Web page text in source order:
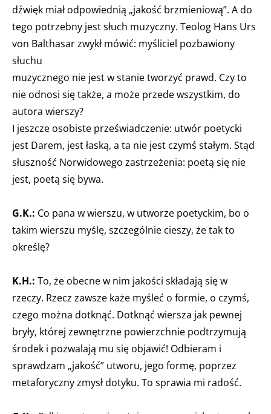
dźwięk miał odpowiednią „jakość brzmieniową”. A do
tego potrzebny jest słuch muzyczny. Teolog Hans Urs
von Balthasar zwykł mówić: myśliciel pozbawiony
słuchu
muzycznego nie jest w stanie tworzyć prawd. Czy to
nie odnosi się także, a może przede wszystkim, do
autora wierszy?
I jeszcze osobiste przeświadczenie: utwór poetycki
jest Darem, jest łaską, a ta nie jest czymś stałym. Stąd
słuszność Norwidowego zastrzeżenia: poetą się nie
jest, poetą się bywa.
G.K.: Co pana w wierszu, w utworze poetyckim, bo o
takim wierszu myślę, szczególnie cieszy, że tak to
określę?
K.H.: To, że obecne w nim jakości składają się w
rzeczy. Rzecz zawsze każe myśleć o formie, o czymś,
czego można dotknąć. Dotknąć wiersza jak pewnej
bryły, której zewnętrzne powierzchnie podtrzymują
środek i pozwalają mu się objawić! Odbieram i
sprawdzam „jakość” utworu, jego formę, poprzez
metaforyczny zmysł dotyku. To sprawia mi radość.